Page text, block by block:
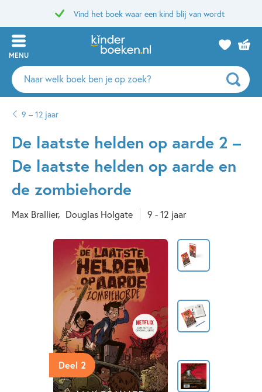
Vind het boek waar een kind blij van wordt
MENU
Zoeken
naar
auteurs
uitgevers
9 – 12 jaar
De laatste helden op aarde 2 –
De laatste helden op aarde en
de zombiehorde
Max Brallier Douglas Holgate 9 - 12 jaar
Deel 2